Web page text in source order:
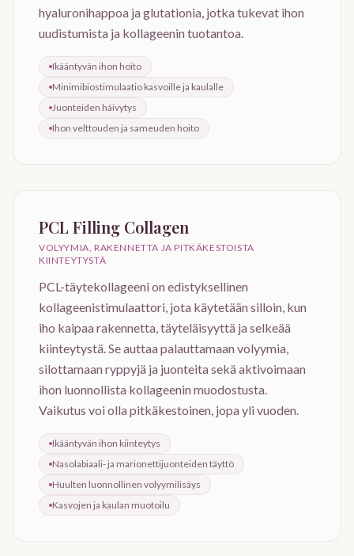
hyaluronihappoa ja glutationia, jotka tukevat ihon
uudistumista ja kollageenin tuotantoa.
Ikääntyvän ihon hoito
Minimibiostimulaatio kasvoille ja kaulalle
Juonteiden häivytys
Ihon velttouden ja sameuden hoito
PCL Filling Collagen
VOLYYMIA, RAKENNETTA JA PITKÄKESTOISTA
KIINTEYTYSTÄ
PCL-täytekollageeni on edistyksellinen
kollageenistimulaattori, jota käytetään silloin, kun
iho kaipaa rakennetta, täyteläisyyttä ja selkeää
kiinteytystä. Se auttaa palauttamaan volyymia,
silottamaan ryppyjä ja juonteita sekä aktivoimaan
ihon luonnollista kollageenin muodostusta.
Vaikutus voi olla pitkäkestoinen, jopa yli vuoden.
Ikääntyvän ihon kiinteytys
Nasolabiaali- ja marionettijuonteiden täyttö
Huulten luonnollinen volyymilisäys
Kasvojen ja kaulan muotoilu